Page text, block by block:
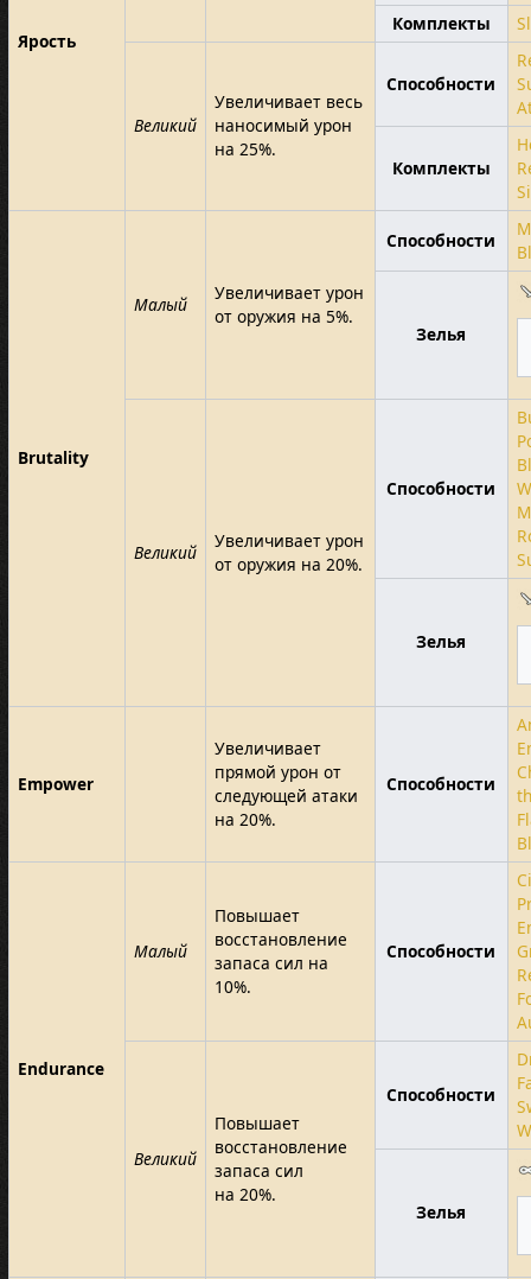
Ярость
Комплекты
Великий
Увеличивает весь
наносимый урон
на 25%.
Способности
Комплекты
Brutality
Малый
Увеличивает урон
от оружия на 5%.
Способности
Зелья
Великий
Увеличивает урон
от оружия на 20%.
Способности
Зелья
Empower
Увеличивает
прямой урон от
следующей атаки
на 20%.
Способности
Endurance
Малый
Повышает
восстановление
запаса сил на
10%.
Способности
Великий
Повышает
восстановление
запаса сил
на 20%.
Способности
Зелья